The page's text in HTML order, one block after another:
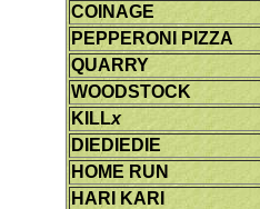
COINAGE
PEPPERONI PIZZA
QUARRY
WOODSTOCK
KILLx
DIEDIEDIE
HOME RUN
HARI KARI